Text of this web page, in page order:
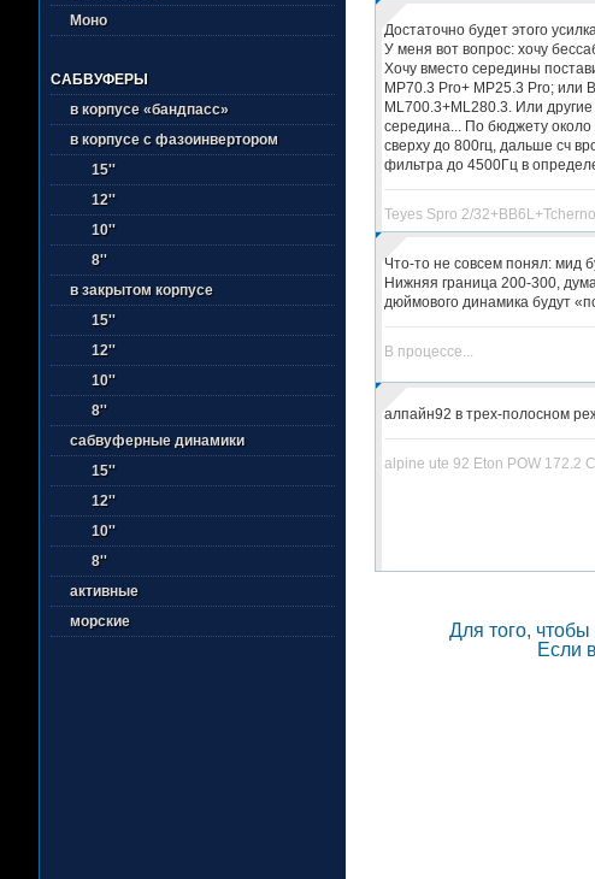
Моно
САБВУФЕРЫ
в корпусе «бандпасс»
в корпусе с фазоинвертором
15''
12''
10''
8''
в закрытом корпусе
15''
12''
10''
8''
сабвуферные динамики
15''
12''
10''
8''
активные
морские
Достаточно будет этого
У меня вот вопрос: хочу
Хочу вместо середины
MP70.3 Pro+ MP25.3 Pro; или
ML700.3+ML280.3. Или
середина... По бюджету около
сверху до 800гц, дальше сч
фильтра до 4500Гц в
Teyes Spro 2/
Что-то не совсем понял: мид
Нижняя граница 200-300,
дюймового динамика будут
В процессе...
алпайн92 в трех-полосном
alpine ute 92 Eton POW 172.2
Для того,
Если